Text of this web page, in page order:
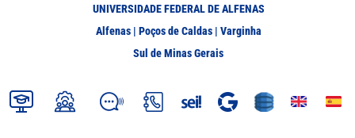
UNIVERSIDADE FEDERAL DE ALFENAS
Alfenas | Poços de Caldas | Varginha
Sul de Minas Gerais